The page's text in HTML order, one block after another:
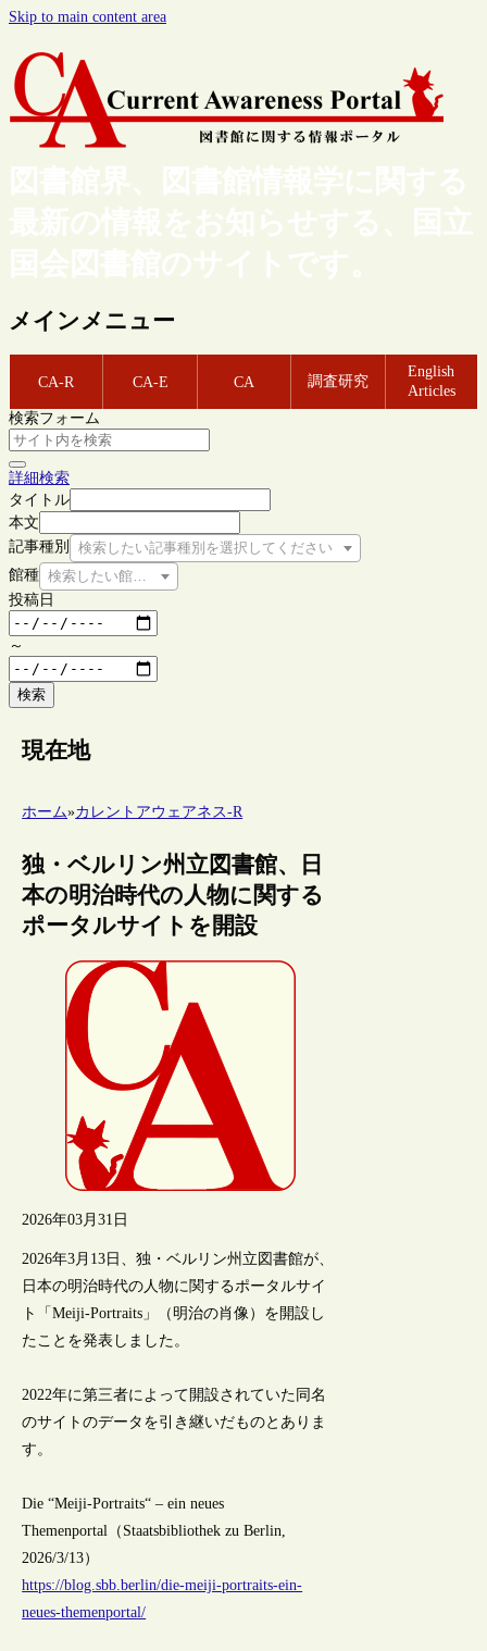
Skip to main content area
図書館界、図書館情報学に関する
最新の情報をお知らせする、国立
国会図書館のサイトです。
メインメニュー
CA-R CA-E CA 調査研究
English
Articles
検索フォーム
詳細検索
タイトル
本文
記事種別
検索したい記事種別を選択してください
館種 検索したい館種を選択してください
投稿日
～
検索
現在地
ホーム»カレントアウェアネス-R
独・ベルリン州立図書館、日
本の明治時代の人物に関する
ポータルサイトを開設
2026年03月31日
2026年3月13日、独・ベルリン州立図書館が、
日本の明治時代の人物に関するポータルサイ
ト「Meiji-Portraits」（明治の肖像）を開設し
たことを発表しました。
2022年に第三者によって開設されていた同名
のサイトのデータを引き継いだものとありま
す。
Die “Meiji-Portraits“ – ein neues
Themenportal（Staatsbibliothek zu Berlin,
2026/3/13）
https://blog.sbb.berlin/die-meiji-portraits-ein-
neues-themenportal/